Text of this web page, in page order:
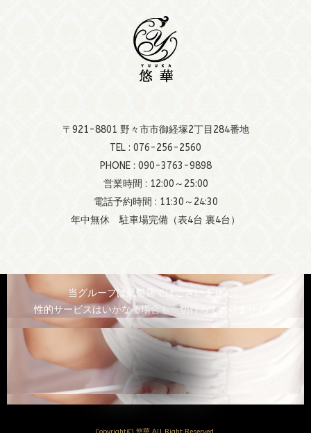
〒921-8801 野々市市御経塚2丁目284番地
TEL : 076-256-2560
PHONE : 090-3763-9898
営業時間 : 12:00～25:00
電話予約時間 : 11:30～24:30
年中無休 駐車場完備（表4台 裏4台）
当グループは風俗店ではございません。
性的サービスはいかなる場合も一切行っておりません。